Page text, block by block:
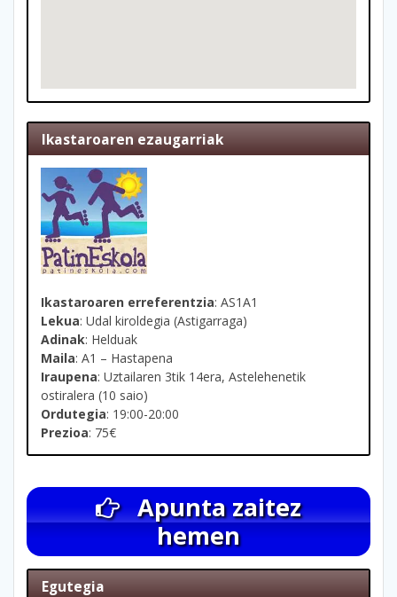
Ikastaroaren ezaugarriak
Ikastaroaren erreferentzia: AS1A1
Lekua: Udal kiroldegia (Astigarraga)
Adinak: Helduak
Maila: A1 – Hastapena
Iraupena: Uztailaren 3tik 14era, Astelehenetik
ostiralera (10 saio)
Ordutegia: 19:00-20:00
Prezioa: 75€
Apunta zaitez
hemen
Egutegia